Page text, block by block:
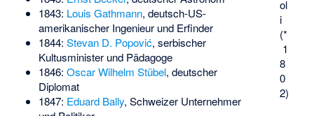
ol
i
(*
1
8
0
2)
1843: Louis Gathmann, deutsch-US-
amerikanischer Ingenieur und Erfinder
1844: Stevan D. Popović, serbischer
Kultusminister und Pädagoge
1846: Oscar Wilhelm Stübel, deutscher
Diplomat
1847: Eduard Bally, Schweizer Unternehmer